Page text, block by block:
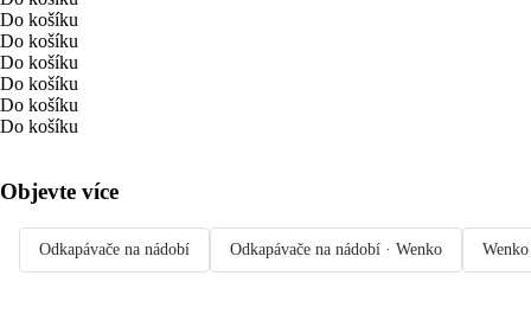
Do košíku
Do košíku
Do košíku
Do košíku
Do košíku
Do košíku
Objevte více
Odkapávače na nádobí Odkapávače na nádobí · Wenko Wenko